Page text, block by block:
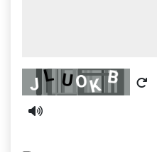
Captcha